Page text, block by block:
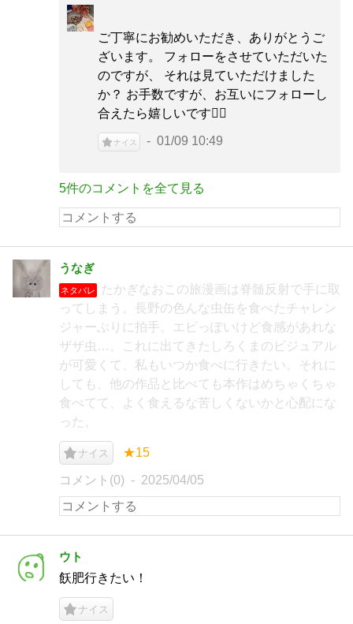
ご丁寧にお勧めいただき、ありがとうご
ざいます。 フォローをさせていただいた
のですが、 それは見ていただけました
か？ お手数ですが、お互いにフォローし
合えたら嬉しいです🙇‍♀️
ナイス 01/09 10:49
5件のコメントを全て見る
うなぎ
ネタバレ
たかぎなおこの旅漫画は脊髄反射で手に取
ってしまう。長野の色んな虫缶を食べたチャレン
ジャーぶりに拍手。エビっぽいけど食感があれな
ザザ虫…。これに出てきたしろくまのビジュアル
が可愛くて、私もいつか食べに行きたい。それに
しても、他の作品と比べても本作はめちゃくちゃ
食べてて、よく食えるな苦しくないかと心配にな
った。
ナイス ★15
コメント(0) 2025/04/05
ウト
飫肥行きたい！
ナイス